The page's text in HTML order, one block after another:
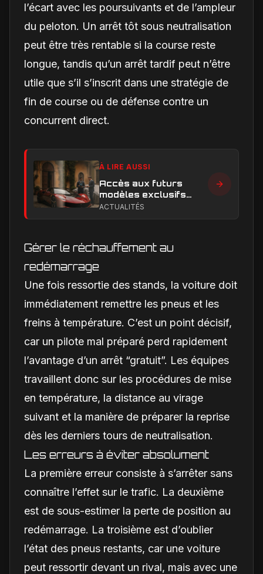
l’écart avec les poursuivants et de l’ampleur
du peloton. Un arrêt tôt sous neutralisation
peut être très rentable si la course reste
longue, tandis qu’un arrêt tardif peut n’être
utile que s’il s’inscrit dans une stratégie de
fin de course ou de défense contre un
concurrent direct.
À LIRE AUSSI
Accès aux futurs
modèles exclusifs
Ferrari : l'achat
ACTUALITÉS
Gérer le réchauffement au
redémarrage
Une fois ressortie des stands, la voiture doit
immédiatement remettre les pneus et les
freins à température. C’est un point décisif,
car un pilote mal préparé perd rapidement
l’avantage d’un arrêt “gratuit”. Les équipes
travaillent donc sur les procédures de mise
en température, la distance au virage
suivant et la manière de préparer la reprise
dès les derniers tours de neutralisation.
Les erreurs à éviter absolument
La première erreur consiste à s’arrêter sans
connaître l’effet sur le trafic. La deuxième
est de sous-estimer la perte de position au
redémarrage. La troisième est d’oublier
l’état des pneus restants, car une voiture
peut ressortir devant un rival, mais avec une